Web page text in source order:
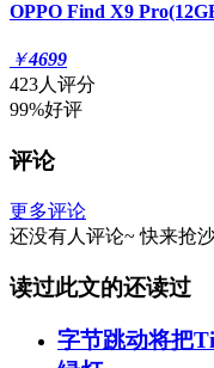
OPPO Find X9
￥4699
423人评分
99%好评
评论
更多评论
还没有人评论~ 快来抢
读过此文的还读过
字节跳动将把